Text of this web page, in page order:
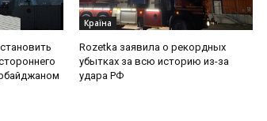
Країна
Rozetka заявила о рекордных
убытках за всю историю из-за
удара РФ